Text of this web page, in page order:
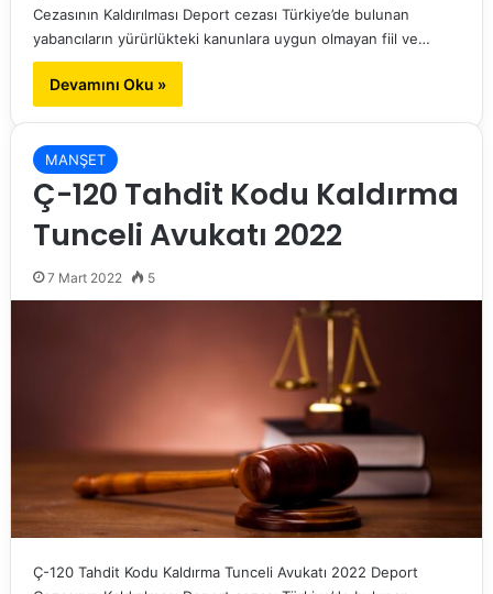
Cezasının Kaldırılması Deport cezası Türkiye’de bulunan
yabancıların yürürlükteki kanunlara uygun olmayan fiil ve…
Devamını Oku »
MANŞET
Ç-120 Tahdit Kodu Kaldırma
Tunceli Avukatı 2022
7 Mart 2022 5
Ç-120 Tahdit Kodu Kaldırma Tunceli Avukatı 2022 Deport